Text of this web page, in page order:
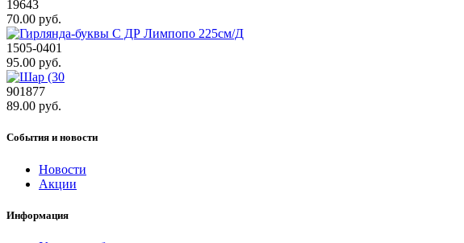
19643
70.00 руб.
1505-0401
95.00 руб.
901877
89.00 руб.
События и новости
Новости
Акции
Информация